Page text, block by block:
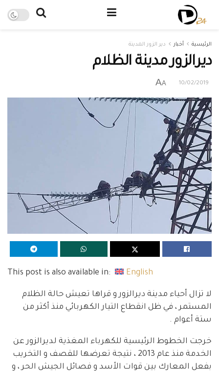
الرئيسية أخبار دير الزور المدينة
ديرالزور مدينة الظلام
10/02/2019
A
A
This post is also available in: English
لا تزال أحياء مدينة ديرالزور و قراها تعيش حالة الظلام
المستمر ، في ظل انقطاع التيار الكهربائي منذ أكثر من
ستة أعوام .
خرجت الخطوط الرئيسية للكهرباء المغذية لديرالزور عن
الخدمة منذ عام 2013 ، نتيجة تعرضها للقصف و التخريب
بفعل المعارك بين قوات الأسد و فصائل الجيش الحر ، و